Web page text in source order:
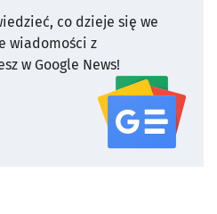
co dzieje się we
wiadomości z
w Google News!
serwisu